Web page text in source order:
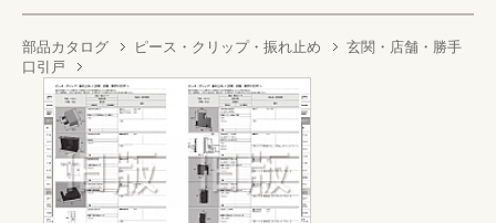
部品カタログ ピース・クリップ・振れ止め
玄関・店舗・勝手
口引戸